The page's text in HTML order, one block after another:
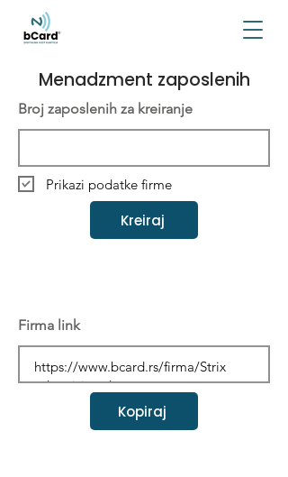
Menadzment zaposlenih
Broj zaposlenih za kreiranje
Prikazi podatke firme
Kreiraj
Firma link
Kopiraj